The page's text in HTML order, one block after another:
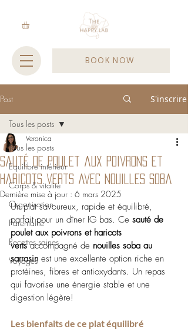
BOOK NOW
Post S'inscrire
Tous les posts
Equilibre intérieur
Corps & vitalité
Organisation
Parentalité
Recettes saines
Voyages
Tous les posts
Sauté de poulet aux poivrons et
haricots verts avec nouilles soba
Veronica
Dernière mise à jour : 6 mars 2025
Un plat savoureux, rapide et équilibré,
parfait pour un dîner IG bas. Ce sauté de
poulet aux poivrons et haricots
verts accompagné de nouilles soba au
sarrasin est une excellente option riche en
protéines, fibres et antioxydants. Un repas
qui favorise une énergie stable et une
digestion légère!
Les bienfaits de ce plat équilibré